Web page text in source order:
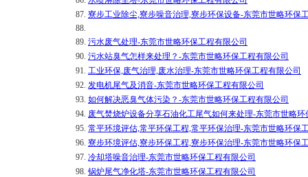
87. 寮步工业除尘,寮步噪音治理,寮步环保设备-东莞市世略环保
88.
89. 污水废气处理-东莞市世略环保工程有限公司
90. 污水站臭气怎样来处理？-东莞市世略环保工程有限公司
91. 工业环保,废气治理,废水治理-东莞市世略环保工程有限公司
92. 发电机尾气及消音-东莞市世略环保工程有限公司
93. 如何解决恶臭气体污染？-东莞市世略环保工程有限公司
94. 废气焚烧炉设备分享石油化工尾气如何来处理-东莞市世略
95. 常平环境评估,常平环保工程,常平环保治理-东莞市世略环保
96. 寮步环境评估,寮步环保工程,寮步环保治理-东莞市世略环保
97. 冷却塔噪音治理-东莞市世略环保工程有限公司
98. 锅炉尾气净化塔-东莞市世略环保工程有限公司